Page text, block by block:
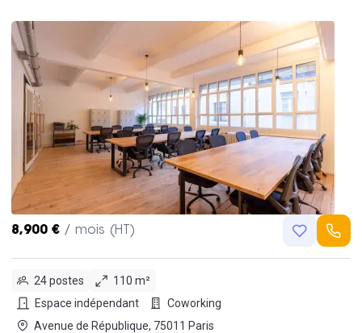
8,900 € / mois (HT)
24 postes
110 m²
Espace indépendant
Coworking
Avenue de République, 75011 Paris